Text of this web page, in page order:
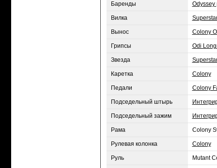
Баренды Odyssey
Вилка
Вынос Colony
Грипсы Odi
Звезда
Каретка Colony
Педали Colony
Подседельный штырь
Подседельный зажим
Рама Colony
Рулевая колонка Colony
Руль Mutant